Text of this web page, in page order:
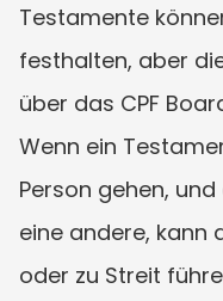
Testamente
festhalten, aber
über das CPF
Wenn ein
Person gehen,
eine andere, kann
oder zu Streit